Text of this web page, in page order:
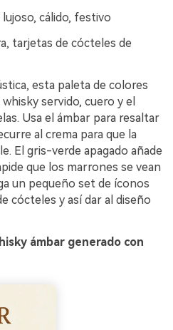
cálido, festivo
tarjetas de cócteles de
esta paleta de colores
servido, cuero y el
Usa el ámbar para resaltar
al crema para que la
El gris-verde apagado añade
que los marrones se vean
un pequeño set de íconos
cócteles y así dar al diseño
ámbar generado con